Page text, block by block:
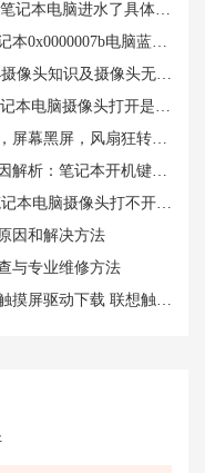
本电脑进水了具体处理
电脑蓝屏无法开机
识及摄像头无法开机黑屏
头打开是黑的原因和解决方法
屏，风扇狂转，怎么办？
本开机键亮了屏幕没有显示
如何开启？教你几招简单有效的解决方法
因和解决方法
与专业维修方法
载 联想触控屏失灵如何解决